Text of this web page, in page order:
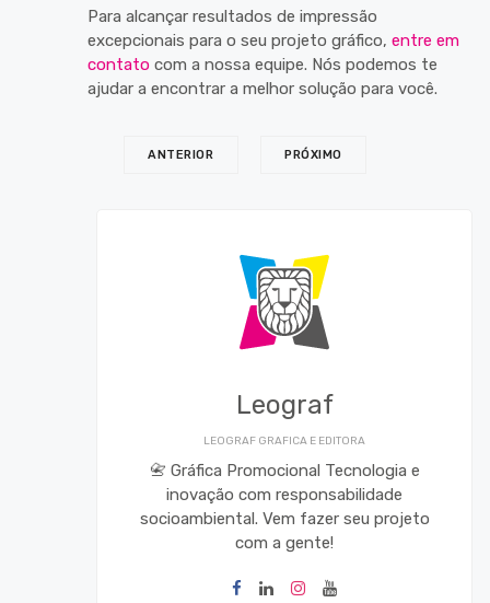
Para alcançar resultados de impressão
excepcionais para o seu projeto gráfico, entre em
contato com a nossa equipe. Nós podemos te
ajudar a encontrar a melhor solução para você.
ANTERIOR PRÓXIMO
Leograf
LEOGRAF GRAFICA E EDITORA
📇 Gráfica Promocional Tecnologia e
inovação com responsabilidade
socioambiental. Vem fazer seu projeto
com a gente!